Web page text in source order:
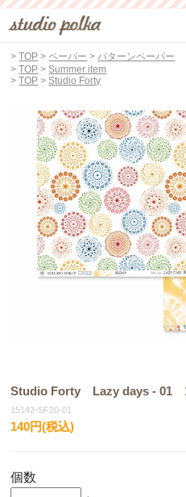
>TOP >ペーパー >パターンペーパー
>TOP > Summer item
>TOP > Studio Forty
Studio Forty Lazy days - 01
15142-SF20-01
140円(税込)
個数